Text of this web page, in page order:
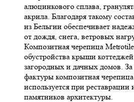
алюцинкового сплава,
акрила. Благодаря такому
из Бельгии обеспечивает
от дождя, снега, ветровых
Композитная черепица
обустройства крыши
загородных и дачных домов. За
фактуры композитная
используется при
памятников архитектуры.